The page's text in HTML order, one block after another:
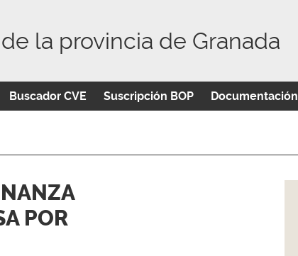
de la provincia de Granada
Buscador CVE Suscripción BOP Documentación
POR